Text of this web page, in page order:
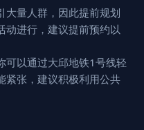
大量人群，因此提前规划
动进行，建议提前预约以
可以通过大邱地铁1号线轻
紧张，建议积极利用公共